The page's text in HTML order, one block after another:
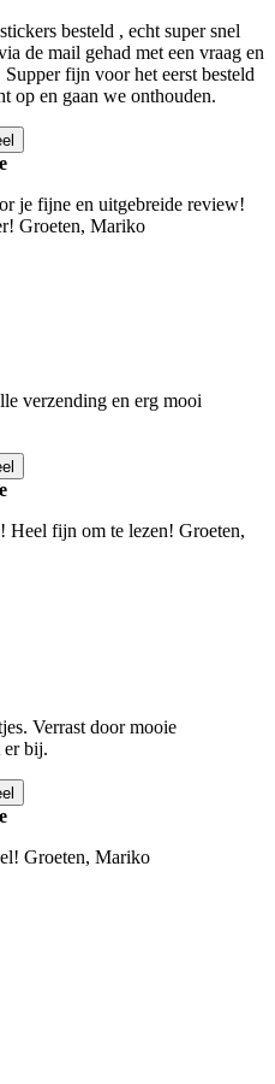
besteld , echt super snel
de mail gehad met een vraag en
fijn voor het eerst besteld
op en gaan we onthouden.
je fijne en uitgebreide review!
Groeten, Mariko
verzending en erg mooi
Heel fijn om te lezen! Groeten,
Verrast door mooie
er bij.
Groeten, Mariko